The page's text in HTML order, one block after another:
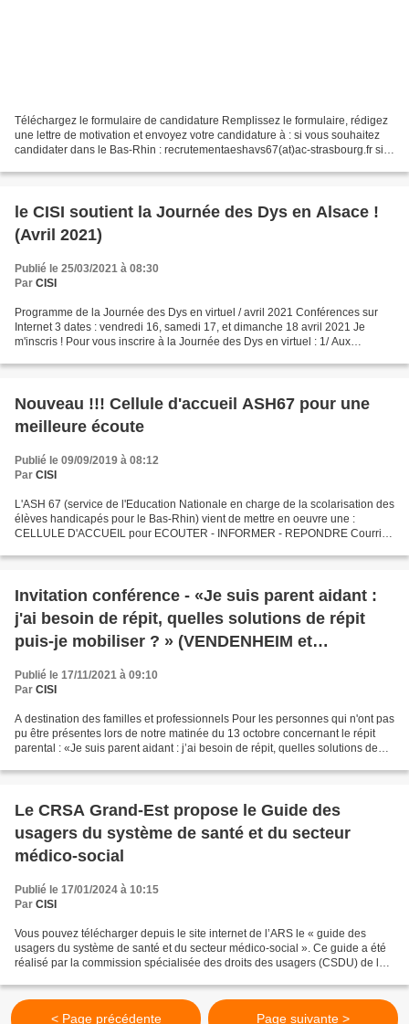
Téléchargez le formulaire de candidature Remplissez le formulaire, rédigez
une lettre de motivation et envoyez votre candidature à : si vous souhaitez
candidater dans le Bas-Rhin : recrutementaeshavs67(at)ac-strasbourg.fr si
le CISI soutient la Journée des Dys en Alsace !
(Avril 2021)
Publié le 25/03/2021 à 08:30
Par CISI
Programme de la Journée des Dys en virtuel / avril 2021 Conférences sur
Internet 3 dates : vendredi 16, samedi 17, et dimanche 18 avril 2021 Je
m'inscris ! Pour vous inscrire à la Journée des Dys en virtuel : 1/ Aux
Nouveau !!! Cellule d'accueil ASH67 pour une
meilleure écoute
Publié le 09/09/2019 à 08:12
Par CISI
L'ASH 67 (service de l'Education Nationale en charge de la scolarisation des
élèves handicapés pour le Bas-Rhin) vient de mettre en oeuvre une :
CELLULE D'ACCUEIL pour ECOUTER - INFORMER - REPONDRE Courriel
Invitation conférence - «Je suis parent aidant :
j'ai besoin de répit, quelles solutions de répit
puis-je mobiliser ? » (VENDENHEIM et
Publié le 17/11/2021 à 09:10
Par CISI
A destination des familles et professionnels Pour les personnes qui n'ont pas
pu être présentes lors de notre matinée du 13 octobre concernant le répit
parental : «Je suis parent aidant : j’ai besoin de répit, quelles solutions de
Le CRSA Grand-Est propose le Guide des
usagers du système de santé et du secteur
médico-social
Publié le 17/01/2024 à 10:15
Par CISI
Vous pouvez télécharger depuis le site internet de l’ARS le « guide des
usagers du système de santé et du secteur médico-social ». Ce guide a été
réalisé par la commission spécialisée des droits des usagers (CSDU) de la
< Page précédente Page suivante >